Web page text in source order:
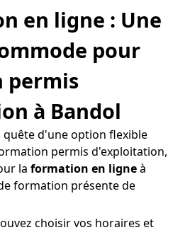
en ligne : Une
pour
permis
à Bandol
quête d'une option flexible
permis d'exploitation,
la formation en ligneà
formation présente de
choisir vos horaires et